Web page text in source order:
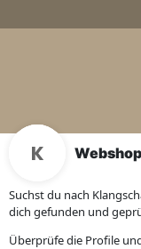
Suchst du nach
dich gefunden und
Überprüfe die Profile